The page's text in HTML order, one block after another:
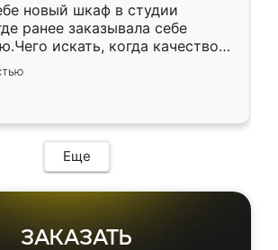
новый шкаф в студии
ранее заказывала себе
искать, когда качеством
Служит кухня уже почти
нет.
Еще
ЗАКАЗАТЬ